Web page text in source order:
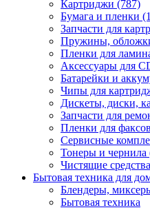
Картриджи (787)
Бумага и пленки
Запчасти для
Пружины,
Пленки для
Аксессуары для
Батарейки и
Чипы для
Дискеты, диски,
Запчасти для
Пленки для
Сервисные
Тонеры и чернила
Чистящие
Бытовая техника для
Блендеры,
Бытовая техника